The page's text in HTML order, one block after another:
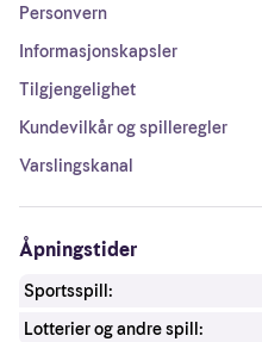
Personvern
Informasjonskapsler
Tilgjengelighet
Kundevilkår og spilleregler
Varslingskanal
Åpningstider
Sportsspill:
Lotterier og andre spill: